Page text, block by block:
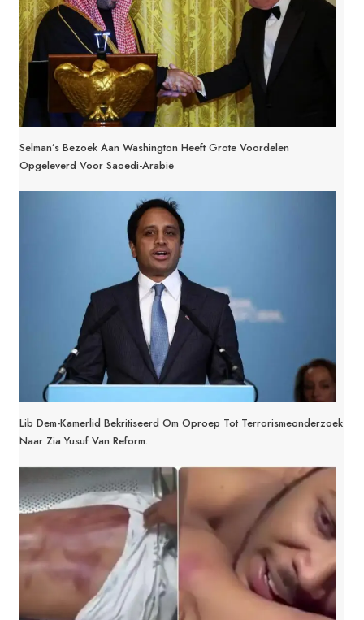
Selman’s Bezoek Aan Washington Heeft Grote Voordelen
Opgeleverd Voor Saoedi-Arabië
Lib Dem-Kamerlid Bekritiseerd Om Oproep Tot Terrorismeonderzoek
Naar Zia Yusuf Van Reform.